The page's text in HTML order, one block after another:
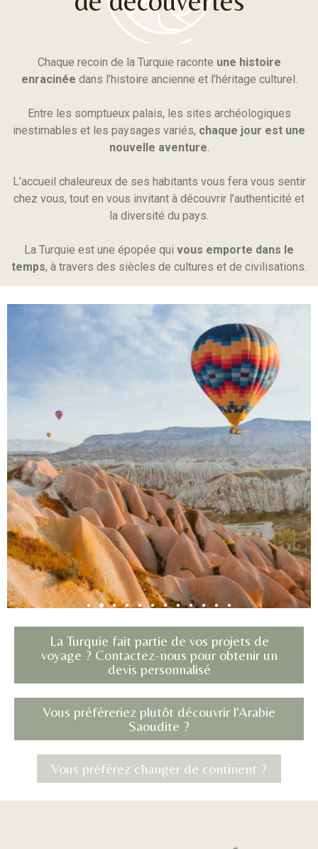
Chaque recoin de la Turquie raconte une histoire
enracinée dans l’histoire ancienne et l’héritage culturel.
Entre les somptueux palais, les sites archéologiques
inestimables et les paysages variés, chaque jour est une
nouvelle aventure.
L’accueil chaleureux de ses habitants vous fera vous sentir
chez vous, tout en vous invitant à découvrir l’authenticité et
la diversité du pays.
La Turquie est une épopée qui vous emporte dans le
temps, à travers des siècles de cultures et de civilisations.
La Turquie fait partie de vos projets de
voyage ? Contactez-nous pour obtenir un
devis personnalisé
Vous préféreriez plutôt découvrir l'Arabie
Saoudite ?
Vous préférez changer de continent ?